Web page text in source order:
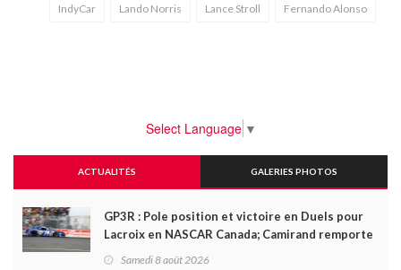
IndyCar Lando Norris Lance Stroll Fernando Alonso
Select Language ▼
ACTUALITÉS GALERIES PHOTOS
GP3R : Pole position et victoire en Duels pour
Lacroix en NASCAR Canada; Camirand remporte
Samedi 8 août 2026